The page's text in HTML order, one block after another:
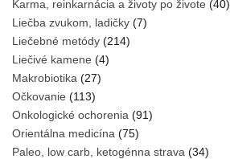
Karma, reinkarnácia a životy po živote (40)
Liečba zvukom, ladičky (7)
Liečebné metódy (214)
Liečivé kamene (4)
Makrobiotika (27)
Očkovanie (113)
Onkologické ochorenia (91)
Orientálna medicína (75)
Paleo, low carb, ketogénna strava (34)